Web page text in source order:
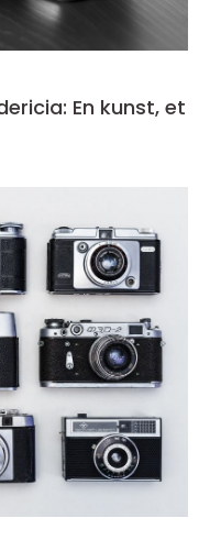
En kunst, et